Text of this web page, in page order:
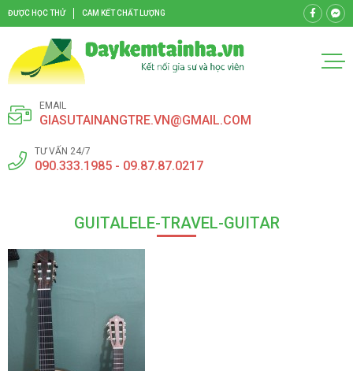
ĐƯỢC HỌC THỬ CAM KẾT CHẤT LƯỢNG
EMAIL
GIASUTAINANGTRE.VN@GMAIL.COM
TƯ VẤN 24/7
090.333.1985 - 09.87.87.0217
GUITALELE-TRAVEL-GUITAR